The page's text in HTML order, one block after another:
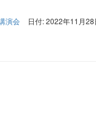
演会 日付: 2022年11月